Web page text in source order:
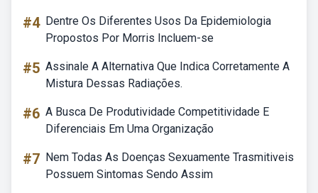
#4 Dentre Os Diferentes Usos Da Epidemiologia
Propostos Por Morris Incluem-se
#5 Assinale A Alternativa Que Indica Corretamente A
Mistura Dessas Radiações.
#6 A Busca De Produtividade Competitividade E
Diferenciais Em Uma Organização
#7 Nem Todas As Doenças Sexuamente Trasmitiveis
Possuem Sintomas Sendo Assim